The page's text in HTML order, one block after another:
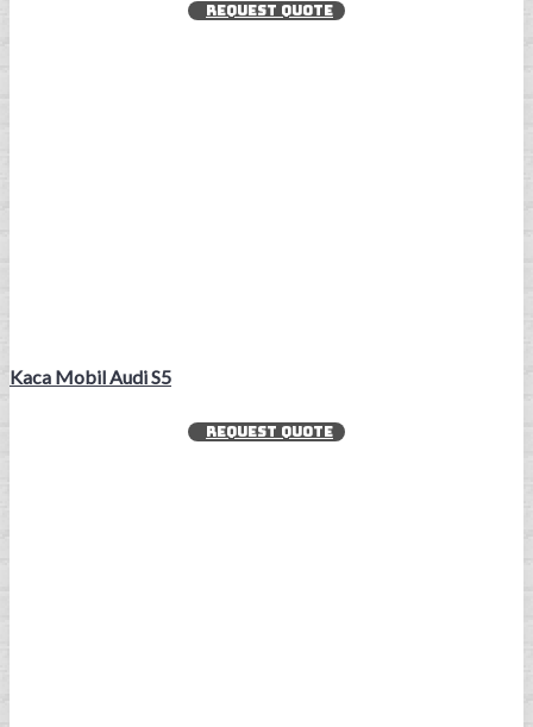
REQUEST QUOTE
Kaca Mobil Audi S5
REQUEST QUOTE